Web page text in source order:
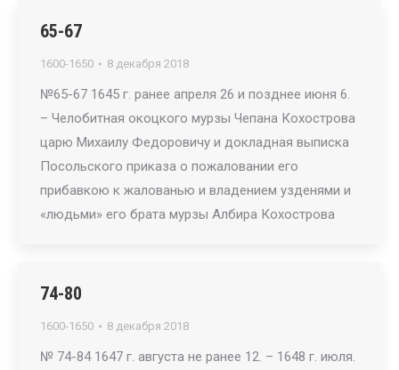
65-67
1600-1650 8 декабря 2018
№65-67 1645 г. ранее апреля 26 и позднее июня 6.
– Челобитная окоцкого мурзы Чепана Кохострова
царю Михаилу Федоровичу и докладная выписка
Посольского приказа о пожаловании его
прибавкою к жалованью и владением узденями и
«людьми» его брата мурзы Албира Кохострова
74-80
1600-1650 8 декабря 2018
№ 74-84 1647 г. августа не ранее 12. – 1648 г. июля.